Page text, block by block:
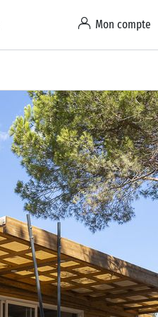
Mon compte